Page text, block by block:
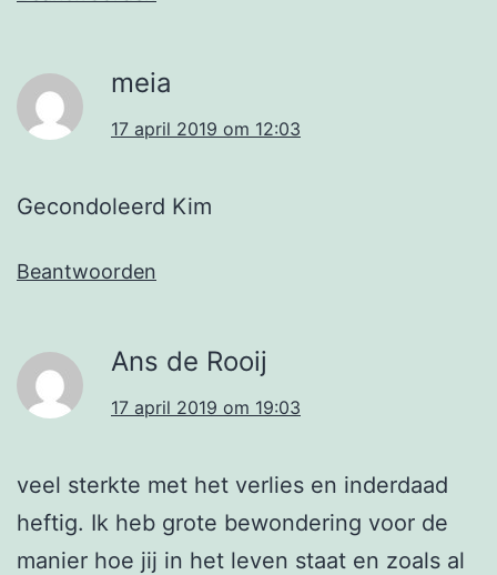
meia
17 april 2019 om 12:03
Gecondoleerd Kim
Beantwoorden
Ans de Rooij
17 april 2019 om 19:03
veel sterkte met het verlies en inderdaad
heftig. Ik heb grote bewondering voor de
manier hoe jij in het leven staat en zoals al